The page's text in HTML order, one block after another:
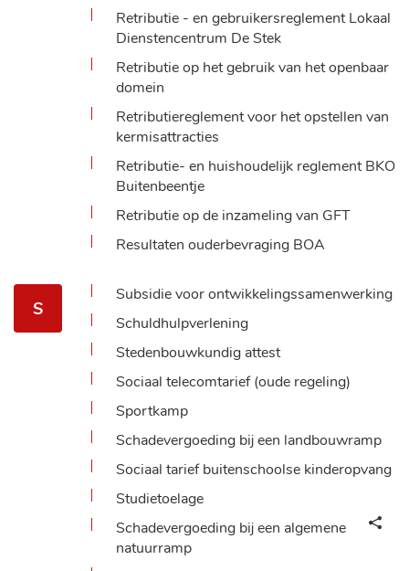
Retributie - en gebruikersreglement Lokaal
Dienstencentrum De Stek
Retributie op het gebruik van het openbaar
domein
Retributiereglement voor het opstellen van
kermisattracties
Retributie- en huishoudelijk reglement BKO
Buitenbeentje
Retributie op de inzameling van GFT
Resultaten ouderbevraging BOA
S
Subsidie voor ontwikkelingssamenwerking
Schuldhulpverlening
Stedenbouwkundig attest
Sociaal telecomtarief (oude regeling)
Sportkamp
Schadevergoeding bij een landbouwramp
Sociaal tarief buitenschoolse kinderopvang
Studietoelage
Schadevergoeding bij een algemene
natuurramp